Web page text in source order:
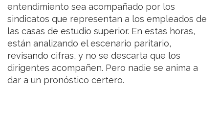
entendimiento sea acompañado por los
sindicatos que representan a los empleados de
las casas de estudio superior. En estas horas,
están analizando el escenario paritario,
revisando cifras, y no se descarta que los
dirigentes acompañen. Pero nadie se anima a
dar a un pronóstico certero.